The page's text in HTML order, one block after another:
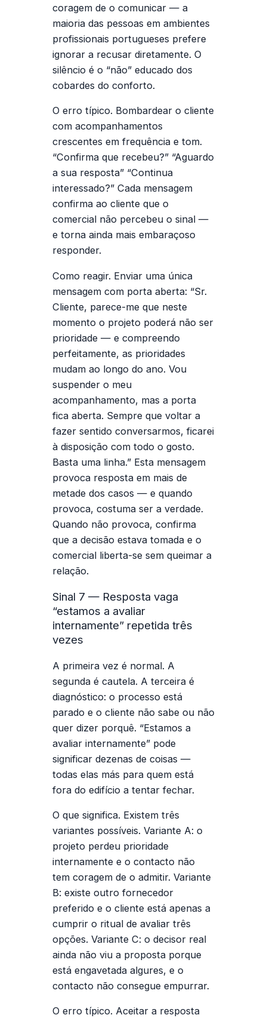
coragem de o comunicar — a
maioria das pessoas em ambientes
profissionais portugueses prefere
ignorar a recusar diretamente. O
silêncio é o “não” educado dos
cobardes do conforto.
O erro típico. Bombardear o cliente
com acompanhamentos
crescentes em frequência e tom.
“Confirma que recebeu?” “Aguardo
a sua resposta” “Continua
interessado?” Cada mensagem
confirma ao cliente que o
comercial não percebeu o sinal —
e torna ainda mais embaraçoso
responder.
Como reagir. Enviar uma única
mensagem com porta aberta: “Sr.
Cliente, parece-me que neste
momento o projeto poderá não ser
prioridade — e compreendo
perfeitamente, as prioridades
mudam ao longo do ano. Vou
suspender o meu
acompanhamento, mas a porta
fica aberta. Sempre que voltar a
fazer sentido conversarmos, ficarei
à disposição com todo o gosto.
Basta uma linha.” Esta mensagem
provoca resposta em mais de
metade dos casos — e quando
provoca, costuma ser a verdade.
Quando não provoca, confirma
que a decisão estava tomada e o
comercial liberta-se sem queimar a
relação.
Sinal 7 — Resposta vaga
“estamos a avaliar
internamente” repetida três
vezes
A primeira vez é normal. A
segunda é cautela. A terceira é
diagnóstico: o processo está
parado e o cliente não sabe ou não
quer dizer porquê. “Estamos a
avaliar internamente” pode
significar dezenas de coisas —
todas elas más para quem está
fora do edifício a tentar fechar.
O que significa. Existem três
variantes possíveis. Variante A: o
projeto perdeu prioridade
internamente e o contacto não
tem coragem de o admitir. Variante
B: existe outro fornecedor
preferido e o cliente está apenas a
cumprir o ritual de avaliar três
opções. Variante C: o decisor real
ainda não viu a proposta porque
está engavetada algures, e o
contacto não consegue empurrar.
O erro típico. Aceitar a resposta